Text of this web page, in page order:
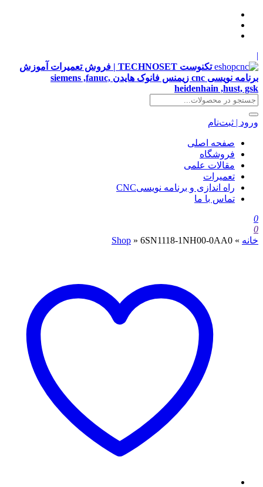
|
تکنوست TECHNOSET | فروش تعمیرات آموزش
برنامه نویسی cnc زیمنس فانوک هایدن siemens ,fanuc,
heidenhain ,hust, gsk
ورود | ثبت‌نام
صفحه اصلی
فروشگاه
مقالات علمی
تعمیرات
راه اندازی و برنامه نویسیCNC
تماس با ما
0
0
خانه »
Shop » 6SN1118-1NH00-0AA0